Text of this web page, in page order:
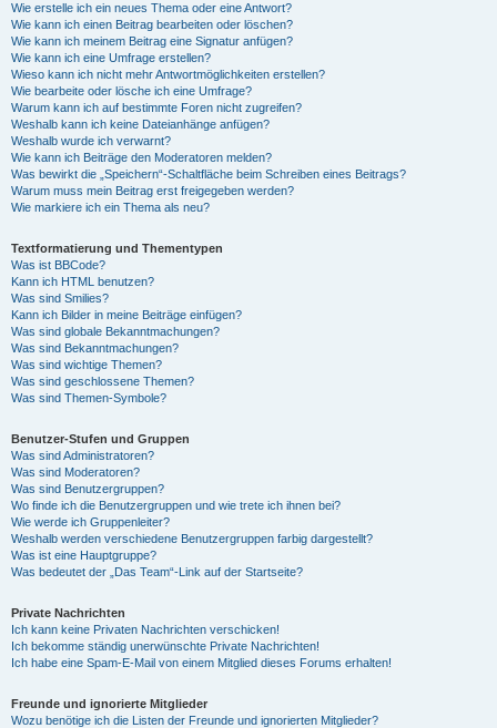
Wie erstelle ich ein neues Thema oder eine Antwort?
Wie kann ich einen Beitrag bearbeiten oder löschen?
Wie kann ich meinem Beitrag eine Signatur anfügen?
Wie kann ich eine Umfrage erstellen?
Wieso kann ich nicht mehr Antwortmöglichkeiten erstellen?
Wie bearbeite oder lösche ich eine Umfrage?
Warum kann ich auf bestimmte Foren nicht zugreifen?
Weshalb kann ich keine Dateianhänge anfügen?
Weshalb wurde ich verwarnt?
Wie kann ich Beiträge den Moderatoren melden?
Was bewirkt die „Speichern“-Schaltfläche beim Schreiben eines Beitrags?
Warum muss mein Beitrag erst freigegeben werden?
Wie markiere ich ein Thema als neu?
Textformatierung und Thementypen
Was ist BBCode?
Kann ich HTML benutzen?
Was sind Smilies?
Kann ich Bilder in meine Beiträge einfügen?
Was sind globale Bekanntmachungen?
Was sind Bekanntmachungen?
Was sind wichtige Themen?
Was sind geschlossene Themen?
Was sind Themen-Symbole?
Benutzer-Stufen und Gruppen
Was sind Administratoren?
Was sind Moderatoren?
Was sind Benutzergruppen?
Wo finde ich die Benutzergruppen und wie trete ich ihnen bei?
Wie werde ich Gruppenleiter?
Weshalb werden verschiedene Benutzergruppen farbig dargestellt?
Was ist eine Hauptgruppe?
Was bedeutet der „Das Team“-Link auf der Startseite?
Private Nachrichten
Ich kann keine Privaten Nachrichten verschicken!
Ich bekomme ständig unerwünschte Private Nachrichten!
Ich habe eine Spam-E-Mail von einem Mitglied dieses Forums erhalten!
Freunde und ignorierte Mitglieder
Wozu benötige ich die Listen der Freunde und ignorierten Mitglieder?